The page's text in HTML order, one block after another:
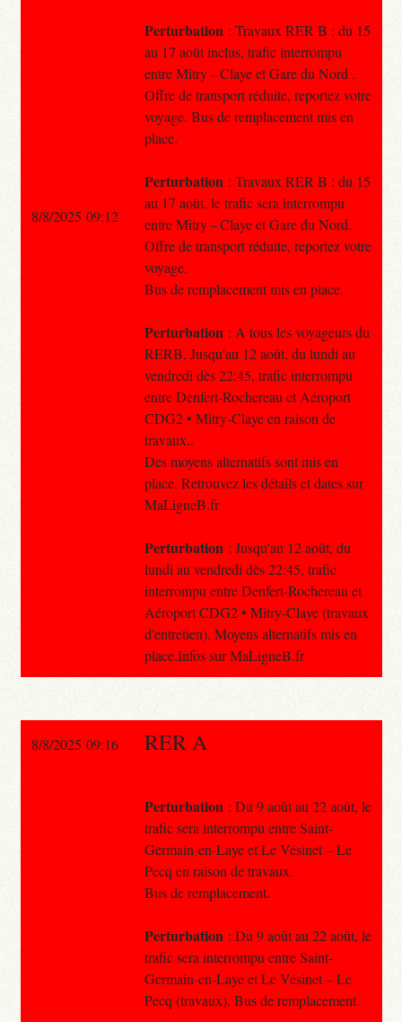
Perturbation : Travaux RER B : du 15
au 17 août inclus, trafic interrompu
entre Mitry – Claye et Gare du Nord .
Offre de transport réduite, reportez votre
voyage. Bus de remplacement mis en
place.
Perturbation : Travaux RER B : du 15
au 17 août, le trafic sera interrompu
entre Mitry – Claye et Gare du Nord.
Offre de transport réduite, reportez votre
voyage.
Bus de remplacement mis en place.
Perturbation : A tous les voyageurs du
RERB, Jusqu'au 12 août, du lundi au
vendredi dès 22:45, trafic interrompu
entre Denfert-Rochereau et Aéroport
CDG2 • Mitry-Claye en raison de
travaux..
Des moyens alternatifs sont mis en
place. Retrouvez les détails et dates sur
MaLigneB.fr
Perturbation : Jusqu'au 12 août, du
lundi au vendredi dès 22:45, trafic
interrompu entre Denfert-Rochereau et
Aéroport CDG2 • Mitry-Claye (travaux
d'entretien). Moyens alternatifs mis en
place.Infos sur MaLigneB.fr
8/8/2025 09:12
8/8/2025 09:16 RER A
Perturbation : Du 9 août au 22 août, le
trafic sera interrompu entre Saint-
Germain-en-Laye et Le Vésinet – Le
Pecq en raison de travaux.
Bus de remplacement.
Perturbation : Du 9 août au 22 août, le
trafic sera interrompu entre Saint-
Germain-en-Laye et Le Vésinet – Le
Pecq (travaux). Bus de remplacement.